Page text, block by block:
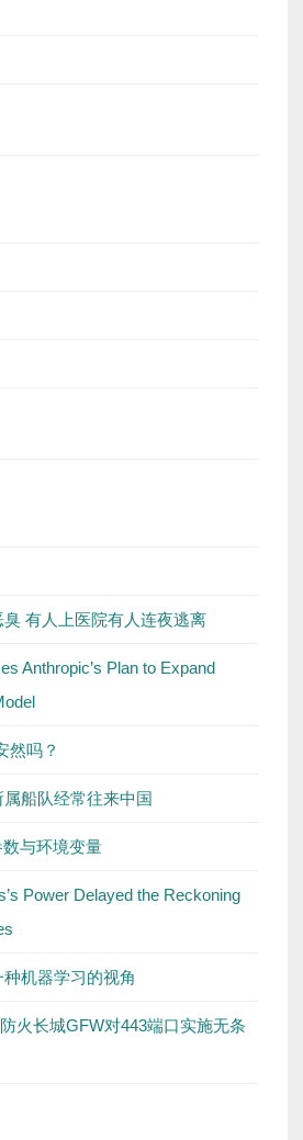
有人上医院有人连夜逃离
Anthropic’s Plan to Expand
然吗？
船队经常往来中国
与环境变量
Power Delayed the Reckoning
机器学习的视角
火长城GFW对443端口实施无条